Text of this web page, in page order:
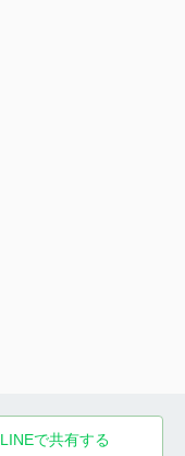
LINEで共有する